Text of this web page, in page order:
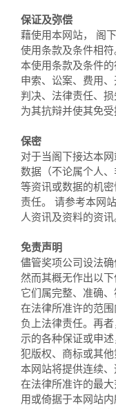
保证及弥偿
藉使用本网站， 阁
使用条款及条件相
本使用条款及条件
申索、讼案、费用
判决、法律责任、损
为其抗辩并使其免受
保密
对于当阁下接达本
数据（不论属个人
等资讯或数据的机
责任。 请参考本网
人资讯及资料的资讯
免责声明
儘管奖项公司设法确
然而其概无作出以
它们属完整、准确
在法律所准许的范
负上法律责任。再
示的各种保证或申
犯版权、商标或其
本网站将提供连续、
在法律所准许的最
用或倚据于本网站